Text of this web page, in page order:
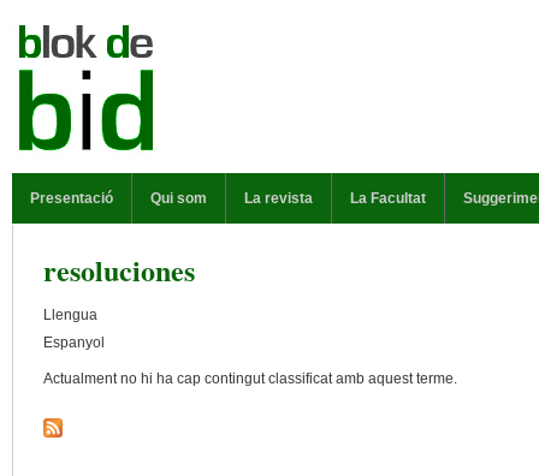
Presentació Qui som La revista La Facultat
resoluciones
Llengua
Espanyol
Actualment no hi ha cap contingut classificat amb aquest terme.